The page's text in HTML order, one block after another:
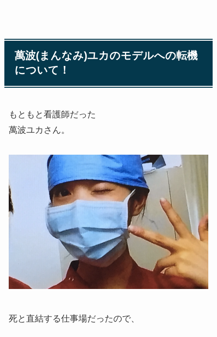
萬波(まんなみ)ユカのモデルへの転機
について！
もともと看護師だった
萬波ユカさん。
死と直結する仕事場だったので、